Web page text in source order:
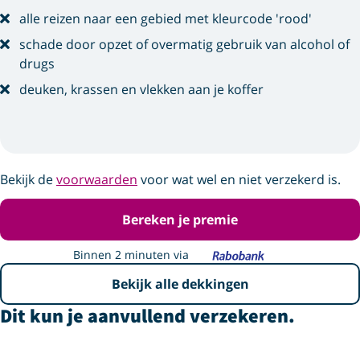
alle reizen naar een gebied met kleurcode 'rood'
schade door opzet of overmatig gebruik van alcohol of
drugs
deuken, krassen en vlekken aan je koffer
Bekijk devoorwaarden voor wat wel en niet verzekerd is.
Bereken je premie
Binnen 2 minuten via
Bekijk alle dekkingen
Dit kun je aanvullend verzekeren.